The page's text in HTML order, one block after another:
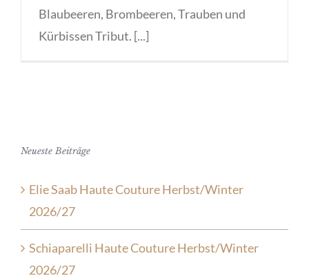
Blaubeeren, Brombeeren, Trauben und
Kürbissen Tribut. [...]
Neueste Beiträge
Elie Saab Haute Couture Herbst/Winter
2026/27
Schiaparelli Haute Couture Herbst/Winter
2026/27